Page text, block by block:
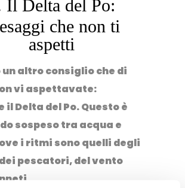
Il Delta del Po:
che non ti
aspetti
un altro consiglio che di
vi aspettavate:
ilDelta del Po. Questo è
sospeso tra acqua e
i ritmi sono quelli degli
pescatori, del vento